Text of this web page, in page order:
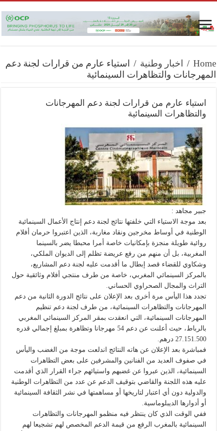
Home
/ اخبار وطنية /
استياء عارم من قرارات لجنة دعم
المهرجانات والتظاهرات السينمائية
استياء عارم من قرارات لجنة دعم المهرجانات
والتظاهرات السينمائية
جبير مجاهد :
بعد موجة الاستياء التي خلفتها نتائج لجنة دعم إنتاج الأعمال السينمائية
الوطنية في أوساط مخرجين ونقاد مغاربة، الذين اعتبروا حرمان أفلام
روائية طويلة منجزة بإمكانيات خاصة أمرا محبطا يضر بالسينما
المغربية، بل أن منهم من رفع عريضة تظلم إلى الديوان الملكي،
وشكاوي للقضاء قصد إبطال ما أقدمت عليه لجنة دعم المشاريع،
بالمركز السينمائي المغربي، خاصة من طرف منتجي أفلام وثائقية حول
التراث والمجال الصحراوي الحساني.
تجدد هذا اليأس مرة أخرى بعد الإعلان على نتائج الدورة الثانية من دعم
المهرجانات والتظاهرات السينمائية، من طرف لجنة دعم تنظيم
المهرجانات السينمائية، التي انعقدت بمقر المركز السينمائي المغربي
بالرباط، حيث أعلنت عن دعم 54 مهرجانا وتظاهرة بمبلغ إجمالي قدره
27.151.500 درهم.
فمباشرة بعد الإعلان عن هاته النتائج اندلعت موجة من الغضب واليأس
في صفوف العديد من الفنانين والمشرفين على بعض التظاهرات
السينمائية، الذين عبروا عن غضبهم واستيائهم جراء القرار الذي أقدمت
عليه هذه اللجنة والقاضي بتوقيف الدعم عن عدد من التظاهرات الوطنية
والدولية دون أي اعتبار لتاريخها أو مساهمتها في نشر الثقافة السينمائية
أو أدوارها الديبلوماسية.
ففي الوقت الذي كان ينتظر فيه منظمو المهرجانات والتظاهرات
السينمائية بالمغرب الرفع من قيمة الدعم المخصص لهم تشجيعا لهم